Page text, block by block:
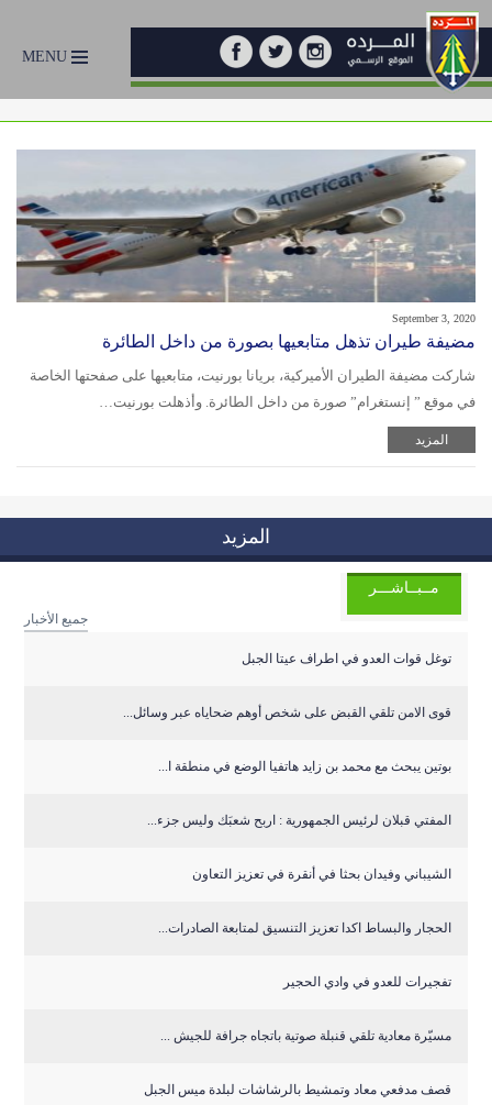
MENU
September 3, 2020
مضيفة طيران تذهل متابعيها بصورة من داخل الطائرة
شاركت مضيفة الطيران الأميركية، بريانا بورنيت، متابعيها على صفحتها الخاصة
في موقع ” إنستغرام” صورة من داخل الطائرة. وأذهلت بورنيت…
المزيد
المزيد
مــبــاشـــر
جميع الأخبار
توغل قوات العدو في اطراف عيتا الجبل
قوى الامن تلقي القبض على شخص أوهم ضحاياه عبر وسائل...
بوتين يبحث مع محمد بن زايد هاتفيا الوضع في منطقة ا...
المفتي قبلان لرئيس الجمهورية : اربح شعبَك وليس جزء...
الشيباني وفيدان بحثا في أنقرة في تعزيز التعاون
الحجار والبساط اكدا تعزيز التنسيق لمتابعة الصادرات...
تفجيرات للعدو في وادي الحجير
مسيّرة معادية تلقي قنبلة صوتية باتجاه جرافة للجيش ...
قصف مدفعي معاد وتمشيط بالرشاشات لبلدة ميس الجبل